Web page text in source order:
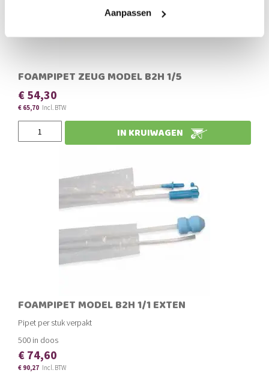
Aanpassen
FOAMPIPET ZEUG MODEL B2H 1/5
€ 65,70
€ 54,30
IN KRUIWAGEN
FOAMPIPET MODEL B2H 1/1 EXTEN
Pipet per stuk verpakt
500 in doos
€ 90,27
€ 74,60